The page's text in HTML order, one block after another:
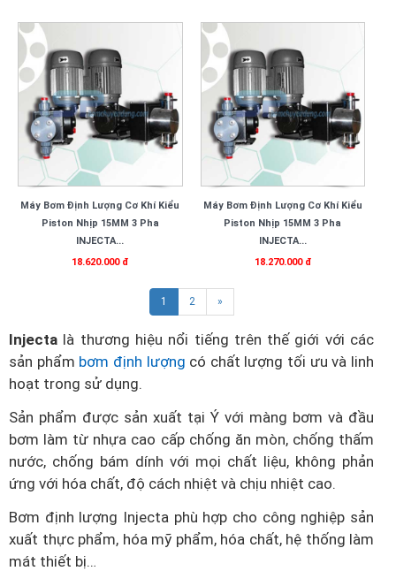
Máy Bơm Định Lượng Cơ Khí Kiểu
Piston Nhịp 15MM 3 Pha
INJECTA...
18.620.000 đ
Máy Bơm Định Lượng Cơ Khí Kiểu
Piston Nhịp 15MM 3 Pha
INJECTA...
18.270.000 đ
1 (current)
2 »
Injecta là thương hiệu nổi tiếng trên thế giới với các
sản phẩm bơm định lượng có chất lượng tối ưu và linh
hoạt trong sử dụng.
Sản phẩm được sản xuất tại Ý với màng bơm và đầu
bơm làm từ nhựa cao cấp chống ăn mòn, chống thấm
nước, chống bám dính với mọi chất liệu, không phản
ứng với hóa chất, độ cách nhiệt và chịu nhiệt cao.
Bơm định lượng Injecta phù hợp cho công nghiệp sản
xuất thực phẩm, hóa mỹ phẩm, hóa chất, hệ thống làm
mát thiết bị…